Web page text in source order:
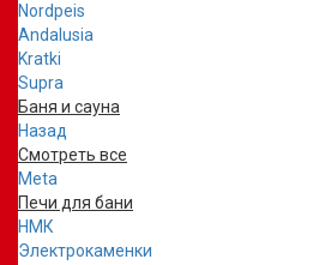
Nordpeis
Andalusia
Kratki
Supra
Баня и сауна
Назад
Смотреть все
Meta
Печи для бани
НМК
Электрокаменки